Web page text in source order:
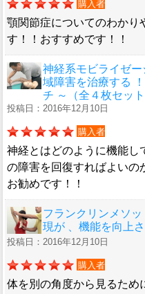
購入者
顎関節症についてのわかり
す！！おすすめです！！
神経系モビライゼ
域障害を治療する
チ ～（全４枚セット
投稿日：2016年12月10日
購入者
神経とはどのように機能し
の障害を回復すればよいの
お勧めです！！
フランクリンメソ
現が 、機能を向上
投稿日：2016年12月10日
購入者
体を別の角度から見るため